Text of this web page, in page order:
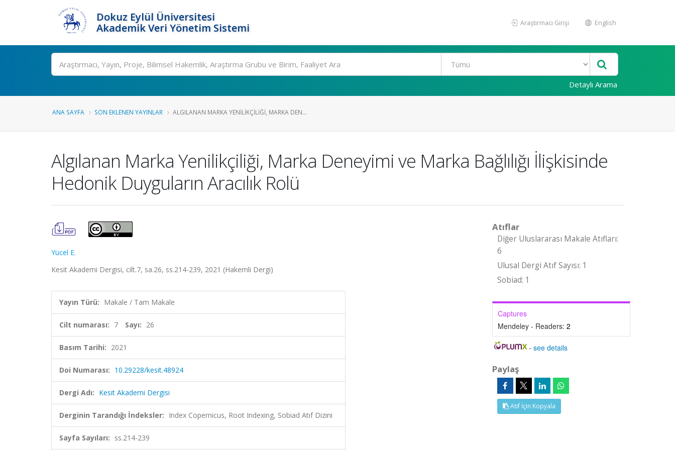
Dokuz Eylül Üniversitesi
Akademik Veri Yönetim Sistemi
Araştırmacı Girişi English
Ara
Detaylı Arama
ANA SAYFA SON EKLENEN YAYINLAR ALGILANAN MARKA YENILIKÇILIĞI, MARKA DEN...
Algılanan Marka Yenilikçiliği, Marka Deneyimi ve Marka Bağlılığı İlişkisinde
Hedonik Duyguların Aracılık Rolü
Yücel E.
Kesit Akademi Dergisi, cilt.7, sa.26, ss.214-239, 2021 (Hakemli Dergi)
Yayın Türü: Makale / Tam Makale
Cilt numarası: 7 Sayı: 26
Basım Tarihi: 2021
Doi Numarası: 10.29228/kesit.48924
Dergi Adı: Kesit Akademi Dergisi
Derginin Tarandığı İndeksler: Index Copernicus, Root Indexing, Sobiad Atıf Dizini
Sayfa Sayıları: ss.214-239
Atıflar
Diğer Uluslararası Makale Atıfları:
6
Ulusal Dergi Atıf Sayısı: 1
Sobiad: 1
Captures
Mendeley - Readers: 2
-see details
Paylaş
Atıf İçin Kopyala